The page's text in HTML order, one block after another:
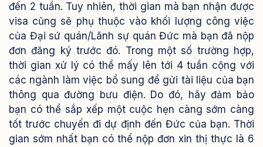
đến 2 tuần. Tuy nhiên, thời gian mà bạn nhận được
visa cũng sẽ phụ thuộc vào khối lượng công việc
của Đại sứ quán/Lãnh sự quán Đức mà bạn đã nộp
đơn đăng ký trước đó. Trong một số trường hợp,
thời gian xử lý có thể mấy lên tới 4 tuần cộng với
các ngành làm việc bổ sung để gửi tài liệu của bạn
thông qua đường bưu điện. Do đó, hãy đảm bảo
bạn có thể sắp xếp một cuộc hẹn càng sớm càng
tốt trước chuyến đi dự định đến Đức của bạn. Thời
gian sớm nhất bạn có thể nộp đơn xin thị thực là 6